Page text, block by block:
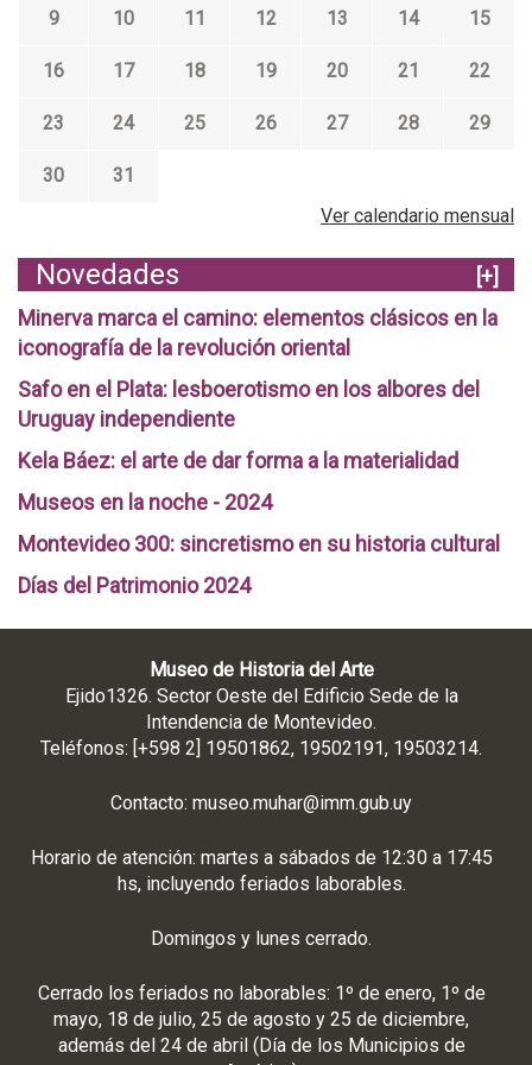
9 10 11 12 13 14 15
16 17 18 19 20 21 22
23 24 25 26 27 28 29
30
31
Ver calendario mensual
Novedades
[+]
Minerva marca el camino: elementos clásicos en la
iconografía de la revolución oriental
Safo en el Plata: lesboerotismo en los albores del
Uruguay independiente
Kela Báez: el arte de dar forma a la materialidad
Museos en la noche - 2024
Montevideo 300: sincretismo en su historia cultural
Días del Patrimonio 2024
Museo de Historia del Arte
Ejido1326. Sector Oeste del Edificio Sede de la
Intendencia de Montevideo.
Teléfonos: [+598 2] 19501862, 19502191, 19503214.
Contacto: museo.muhar@imm.gub.uy
Horario de atención: martes a sábados de 12:30 a 17:45
hs, incluyendo feriados laborables.
Domingos y lunes cerrado.
Cerrado los feriados no laborables: 1º de enero, 1º de
mayo, 18 de julio, 25 de agosto y 25 de diciembre,
además del 24 de abril (Día de los Municipios de